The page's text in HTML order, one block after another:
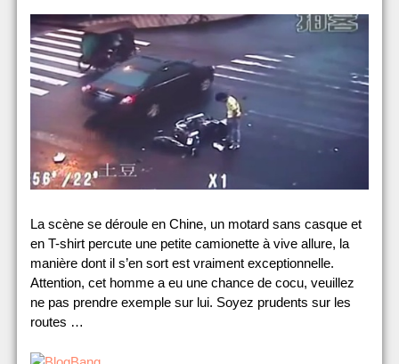
La scène se déroule en Chine, un motard sans casque et
en T-shirt percute une petite camionette à vive allure, la
manière dont il s’en sort est vraiment exceptionnelle.
Attention, cet homme a eu une chance de cocu, veuillez
ne pas prendre exemple sur lui. Soyez prudents sur les
routes …